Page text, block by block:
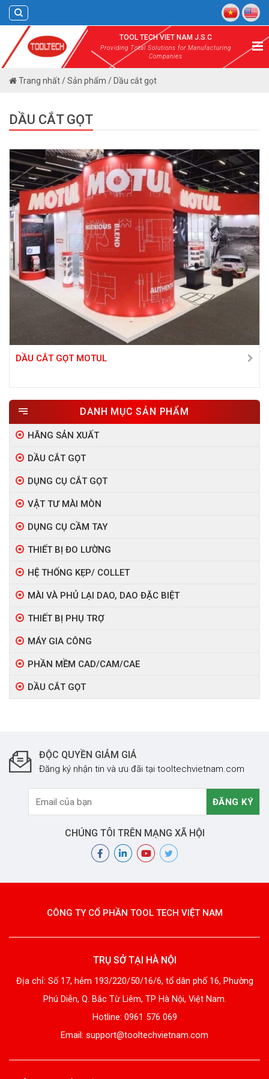
Skip
to
content
TOOL TECH VIET NAM J.S.C
Providing Total Solutions for Manufacturing
Companies
Trang nhất/Sản phẩm / Dầu cắt gọt
DẦU CẮT GỌT
DẦU CẮT GỌT MOTUL
DANH MỤC SẢN PHẨM
HÃNG SẢN XUẤT
DẦU CẮT GỌT
DỤNG CỤ CẮT GỌT
VẬT TƯ MÀI MÒN
DỤNG CỤ CẦM TAY
THIẾT BỊ ĐO LƯỜNG
HỆ THỐNG KẸP/ COLLET
MÀI VÀ PHỦ LẠI DAO, DAO ĐẶC BIỆT
THIẾT BỊ PHỤ TRỢ
MÁY GIA CÔNG
PHẦN MỀM CAD/CAM/CAE
DẦU CẮT GỌT
ĐỘC QUYỀN GIẢM GIÁ
Đăng ký nhận tin và ưu đãi tại tooltechvietnam.com
CHÚNG TÔI TRÊN MẠNG XÃ HỘI
CÔNG TY CỔ PHẦN TOOL TECH VIỆT NAM
TRỤ SỞ TẠI HÀ NỘI
Địa chỉ: Số 17, hẻm 193/220/50/16/6, tổ dân phố 16, Phường
Phú Diễn, Q. Bắc Từ Liêm, TP Hà Nội, Việt Nam.
Hotline: 0961 576 069
Email: support@tooltechvietnam.com